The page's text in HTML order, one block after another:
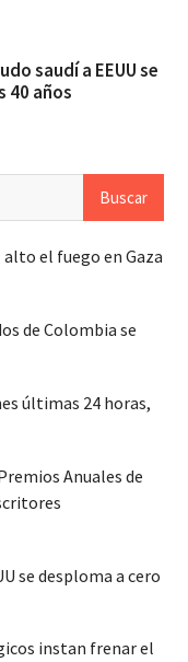
saudí a EEUU se
40 años
alto el fuego en Gaza
de Colombia se
últimas 24 horas,
Anuales de
se desploma a cero
instan frenar el